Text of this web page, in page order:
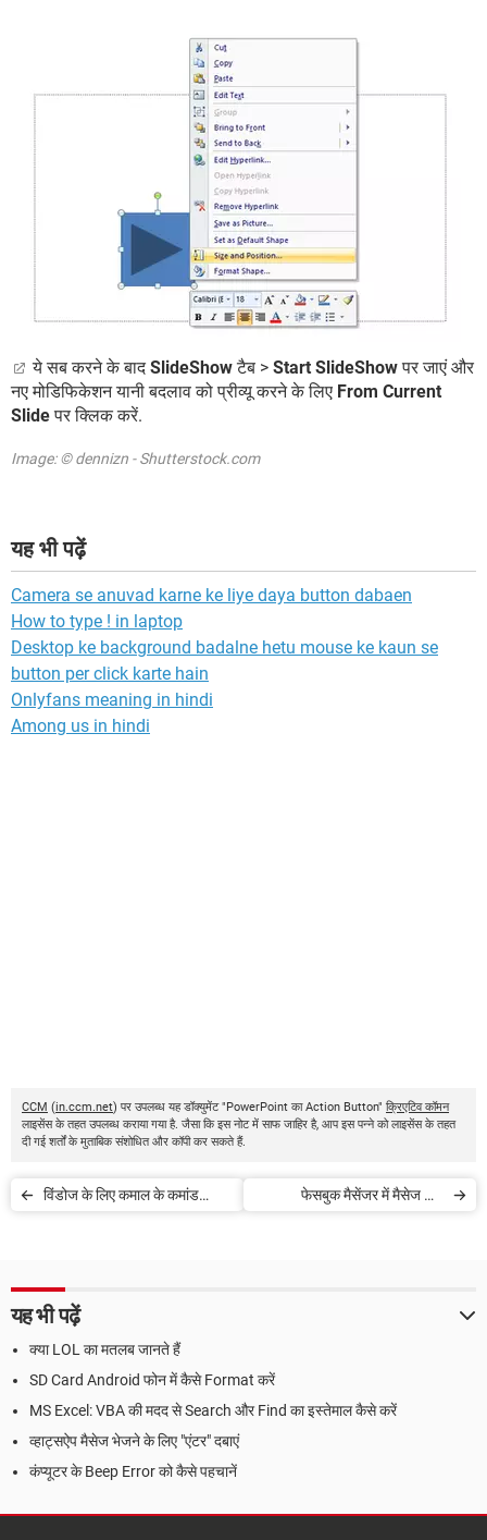
ये सब करने के बादSlideShowटैब > Start SlideShowपर जाएं और
नए मोडिफिकेशन यानी बदलाव को प्रीव्यू करने के लिए From Current
Slideपर क्लिक करें.
Image: © dennizn - Shutterstock.com
यह भी पढ़ें
Camera se anuvad karne ke liye daya button dabaen
How to type ! in laptop
Desktop ke background badalne hetu mouse ke kaun se
button per click karte hain
Onlyfans meaning in hindi
Among us in hindi
CCM (in.ccm.net) पर उपलब्ध यह डॉक्युमेंट "PowerPoint का Action Button" क्रिएटिव कॉमन
लाइसेंस के तहत उपलब्ध कराया गया है. जैसा कि इस नोट में साफ जाहिर है, आप इस पन्ने को लाइसेंस के तहत
दी गई शर्तों के मुताबिक संशोधित और कॉपी कर सकते हैं.
विंडोज के लिए कमाल के कमांड
फेसबुक मैसेंजर में मैसेज और
यह भी पढ़ें
क्या LOL का मतलब जानते हैं
SD Card Android फोन में कैसे Format करें
MS Excel: VBA की मदद से Search और Find का इस्तेमाल कैसे करें
व्हाट्सऐप मैसेज भेजने के लिए "एंटर" दबाएं
कंप्यूटर के Beep Error को कैसे पहचानें